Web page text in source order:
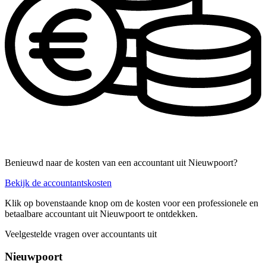
Benieuwd naar de kosten van een accountant uit Nieuwpoort?
Bekijk de accountantskosten
Klik op bovenstaande knop om de kosten voor een professionele en
betaalbare accountant uit Nieuwpoort te ontdekken.
Veelgestelde vragen over accountants uit
Nieuwpoort